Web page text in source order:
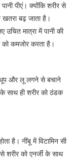
पीएं। क्योंकि शरीर से
खतरा बढ़ जाता है।
मात्रा में पानी की
कमजोर करता है।
धूप और लू लगने से बचाने
साथ ही शरीर को ठंडक
है। नींबू में विटामिन सी
शरीर को एनर्जी के साथ